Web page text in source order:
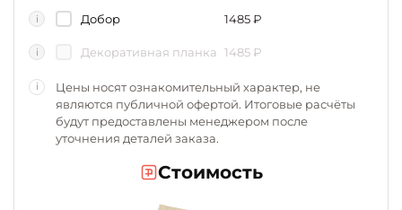
i Добор 1485₽
i Декоративная планка 1485 ₽
i
Цены носят ознакомительный характер, не
являются публичной офертой. Итоговые расчёты
будут предоставлены менеджером после
уточнения деталей заказа.
Стоимость